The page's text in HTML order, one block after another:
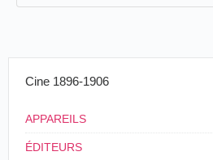
Cine 1896-1906
APPAREILS
ÉDITEURS